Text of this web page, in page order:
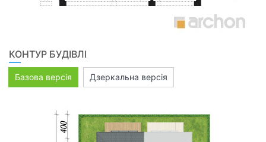
КОНТУР БУДІВЛІ
Базова версія Дзеркальна версія